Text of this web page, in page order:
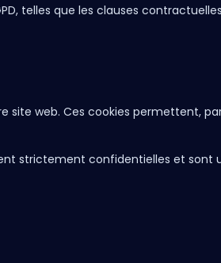
telles que les clauses
web. Ces cookies permettent,
strictement confidentielles et sont